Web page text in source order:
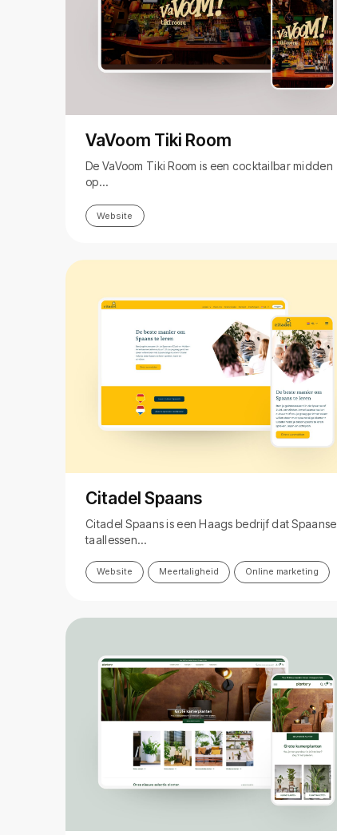
VaVoom Tiki Room
De VaVoom Tiki Room is een cocktailbar midden
op…
Website
Citadel Spaans
Citadel Spaans is een Haags bedrijf dat Spaanse
taallessen…
Website Meertaligheid Online marketing